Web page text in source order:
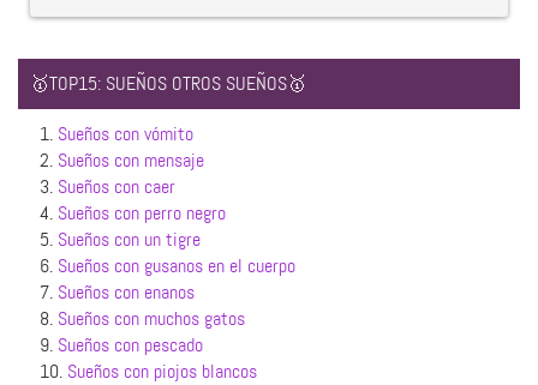
🥇TOP15: SUEÑOS OTROS SUEÑOS🥇
1. Sueños con vómito
2. Sueños con mensaje
3. Sueños con caer
4. Sueños con perro negro
5. Sueños con un tigre
6. Sueños con gusanos en el cuerpo
7. Sueños con enanos
8. Sueños con muchos gatos
9. Sueños con pescado
10. Sueños con piojos blancos